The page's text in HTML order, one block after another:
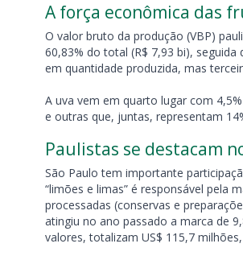
A força econômica das
O valor bruto da produção (VBP)
60,83% do total (R$ 7,93 bi),
em quantidade produzida, mas
A uva vem em quarto lugar com
e outras que, juntas, representam
Paulistas se destacam
São Paulo tem importante
“limões e limas” é responsável pela
processadas (conservas e
atingiu no ano passado a marca de
valores, totalizam US$ 115,7